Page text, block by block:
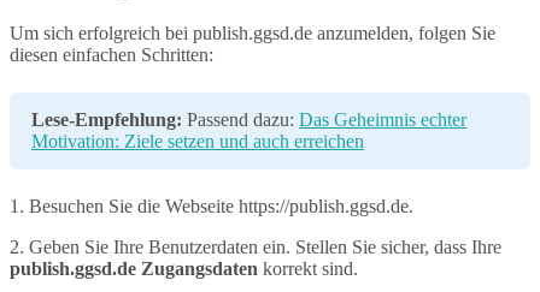
Um sich erfolgreich bei publish.ggsd.de anzumelden, folgen Sie
diesen einfachen Schritten:
Lese-Empfehlung: Passend dazu: Das Geheimnis echter
Motivation: Ziele setzen und auch erreichen
1. Besuchen Sie die Webseite https://publish.ggsd.de.
2. Geben Sie Ihre Benutzerdaten ein. Stellen Sie sicher, dass Ihre
publish.ggsd.de Zugangsdaten korrekt sind.